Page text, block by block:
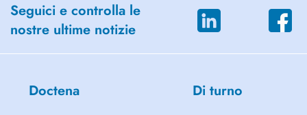
Seguici e controlla le
nostre ultime notizie
Doctena Di turno